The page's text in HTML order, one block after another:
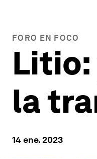
FORO EN FOCO
Litio:
la
14 ene. 2023